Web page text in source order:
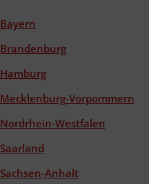
Bayern
Brandenburg
Hamburg
Mecklenburg-Vorpommern
Nordrhein-Westfalen
Saarland
Sachsen-Anhalt